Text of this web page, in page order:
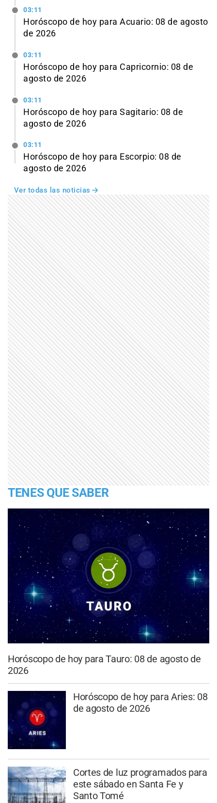
03:11
Horóscopo de hoy para Acuario: 08 de agosto
de 2026
03:11
Horóscopo de hoy para Capricornio: 08 de
agosto de 2026
03:11
Horóscopo de hoy para Sagitario: 08 de
agosto de 2026
03:11
Horóscopo de hoy para Escorpio: 08 de
agosto de 2026
Ver todas las noticias
TENES QUE SABER
Horóscopo de hoy para Tauro: 08 de agosto de
2026
Horóscopo de hoy para Aries: 08
de agosto de 2026
Cortes de luz programados para
este sábado en Santa Fe y
Santo Tomé